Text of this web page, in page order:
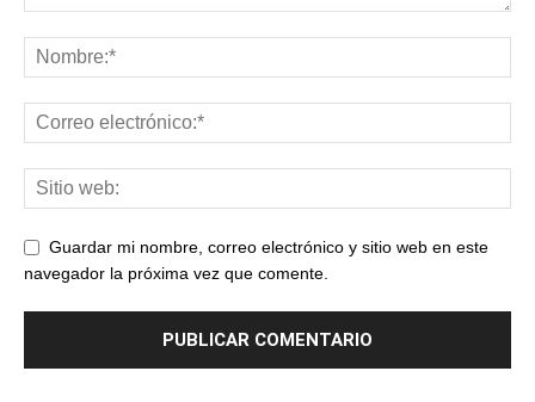
Guardar mi nombre, correo electrónico y sitio web en este
navegador la próxima vez que comente.